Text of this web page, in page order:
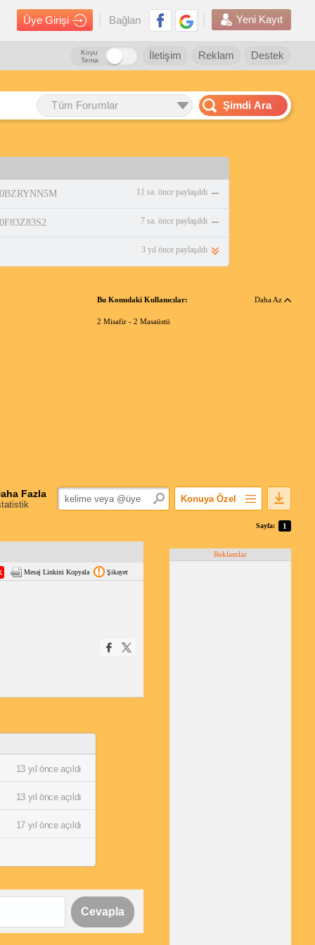
Üye Girişi Bağlan Yeni Kayıt
Destek
Reklam
İletişim
Koyu
Tema
Tüm Forumlar Şimdi Ara
11 sa. önce paylaşıldı
7 sa. önce paylaşıldı
3 yıl önce paylaşıldı
Bu Konudaki Kullanıcılar: Daha Az
2 Misafir - 2 Masaüstü
Fazla Konuya Özel
Popüler Mesajlar
Sayfa: 1
Mesaj Linkini Kopyala Şikayet
13 yıl önce açıldı
13 yıl önce açıldı
17 yıl önce açıldı
Cevapla
Reklamlar